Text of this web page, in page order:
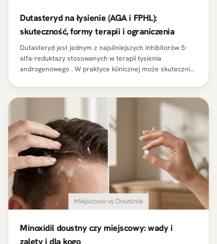
Dutasteryd na łysienie (AGA i FPHL):
skuteczność, formy terapii i ograniczenia
Dutasteryd jest jednym z najsilniejszych inhibitorów 5-
alfa-reduktazy stosowanych w terapii łysienia
androgenowego . W praktyce klinicznej może skutecznie
Minoxidil doustny czy miejscowy: wady i
zalety i dla kogo